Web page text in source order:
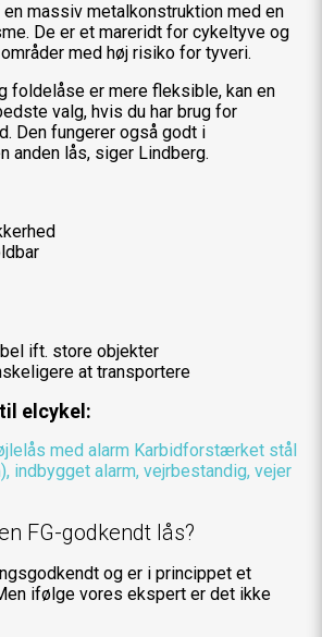
massiv metalkonstruktion med en
De er et mareridt for cykeltyve og
med høj risiko for tyveri.
foldelåse er mere fleksible, kan en
valg, hvis du har brug for
Den fungerer også godt i
anden lås, siger Lindberg.
ift. store objekter
at transportere
elcykel:
med alarm Karbidforstærket stål
indbygget alarm, vejrbestandig, vejer
FG-godkendt lås?
og er i princippet et
ifølge vores ekspert er det ikke